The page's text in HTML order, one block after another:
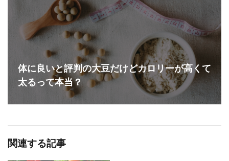
体に良いと評判の大豆だけどカロリーが高くて
太るって本当？
関連する記事